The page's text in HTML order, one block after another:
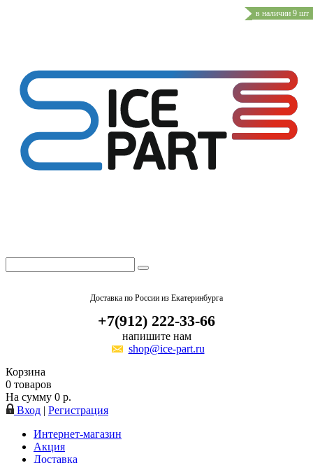
Доставка по России из Екатеринбурга
+7(912) 222-33-66
напишите нам
shop@ice-part.ru
Корзина
0 товаров
На сумму 0 р.
Вход | Регистрация
Интернет-магазин
Акция
Доставка
в наличии 9 шт